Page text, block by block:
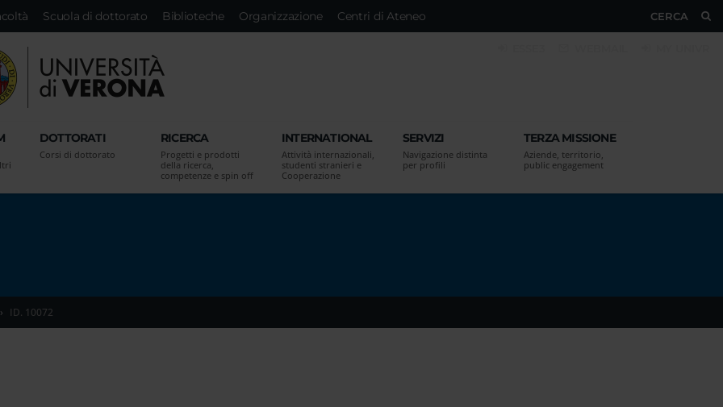
CERCA
Scuola di dottorato Biblioteche Organizzazione Centri di Ateneo
DOTTORATI
Corsi di dottorato
RICERCA
Progetti e prodotti
della ricerca,
competenze e spin off
INTERNATIONAL
Attività internazionali,
studenti stranieri e
Cooperazione
SERVIZI
Navigazione distinta
per profili
TERZA MISSIONE
Aziende, territorio,
public engagement
ID. 10072